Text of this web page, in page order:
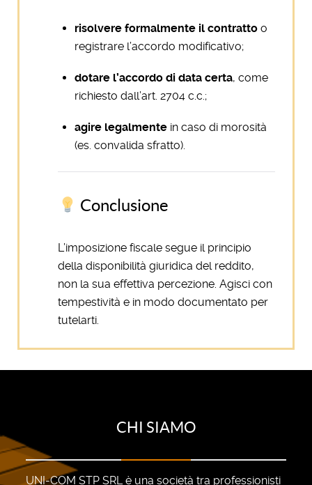
risolvere formalmente il contratto o
registrare l’accordo modificativo;
dotare l’accordo di data certa, come
richiesto dall’art. 2704 c.c.;
agire legalmente in caso di morosità
(es. convalida sfratto).
Conclusione
L’imposizione fiscale segue il principio
della disponibilità giuridica del reddito,
non la sua effettiva percezione. Agisci con
tempestività e in modo documentato per
tutelarti.
CHI SIAMO
UNI-COM STP SRL è una società tra professionisti